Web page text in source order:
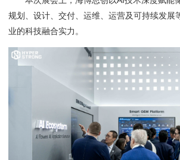
规划、设计、交付、运维、运营及可持续发展
业的科技融合实力。